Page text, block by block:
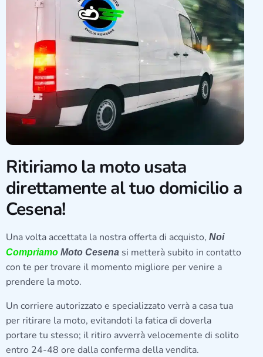
Ritiriamo la moto usata
direttamente al tuo domicilio a
Cesena!
Una volta accettata la nostra offerta di acquisto, Noi
Compriamo Moto Cesena si metterà subito in contatto
con te per trovare il momento migliore per venire a
prendere la moto.
Un corriere autorizzato e specializzato verrà a casa tua
per ritirare la moto, evitandoti la fatica di doverla
portare tu stesso; il ritiro avverrà velocemente di solito
entro 24-48 ore dalla conferma della vendita.